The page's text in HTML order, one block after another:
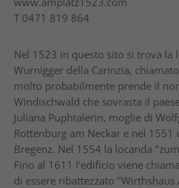
T 0471 819 864
Nel 1523 in questo sito si trova la
Wurnigger della Carinzia,
molto probabilmente prende il
Windischwald che sovrasta il
Juliana Puphtalerin, moglie di
Rottenburg am Neckar e nel 1551
Bregenz. Nel 1554 la locanda
Fino al 1611 l'edificio viene
di essere ribattezzato "Wirthshaus